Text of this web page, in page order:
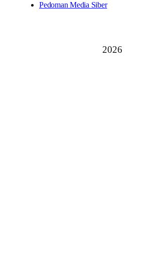
Pedoman Media Siber
2026